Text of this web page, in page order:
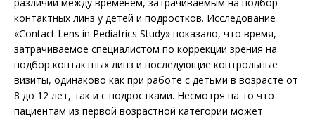
контактных линз у детей и подростков. Исследование
«Contact Lens in Pediatrics Study» показало, что время,
затрачиваемое специалистом по коррекции зрения на
подбор контактных линз и последующие контрольные
визиты, одинаково как при работе с детьми в возрасте от
8 до 12 лет, так и с подростками. Несмотря на то что
пациентам из первой возрастной категории может